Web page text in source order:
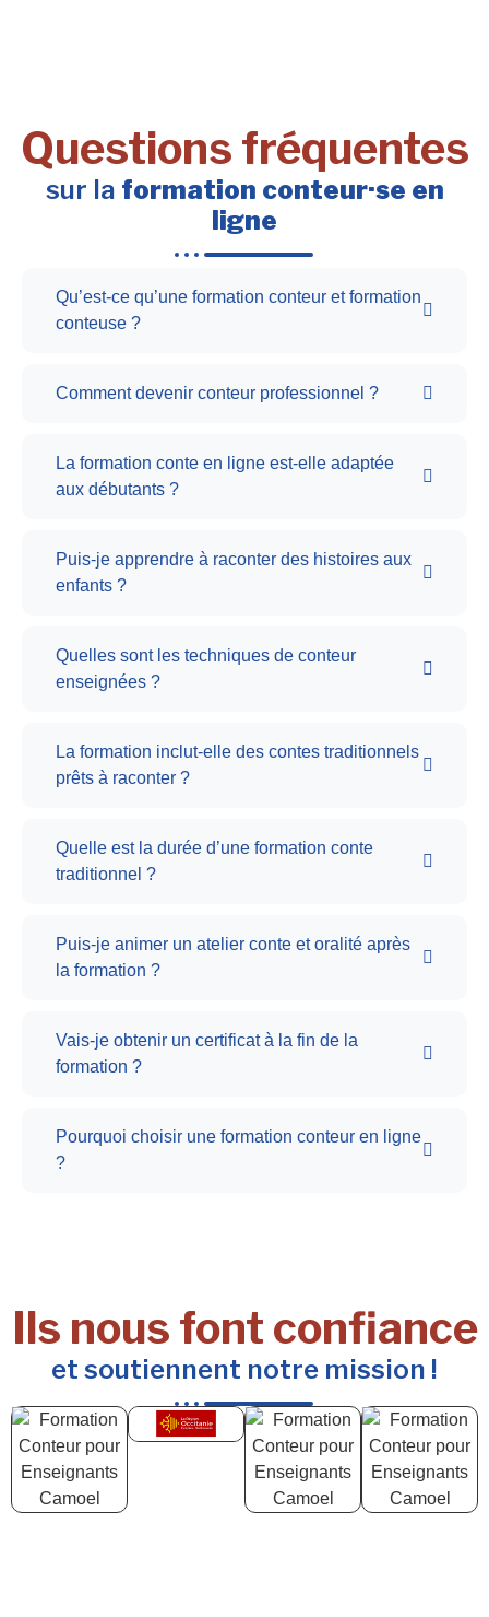
Questions fréquentes
sur la formation conteur·se en
ligne
Qu’est-ce qu’une formation conteur et formation
conteuse ?
Comment devenir conteur professionnel ?
La formation conte en ligne est-elle adaptée
aux débutants ?
Puis-je apprendre à raconter des histoires aux
enfants ?
Quelles sont les techniques de conteur
enseignées ?
La formation inclut-elle des contes traditionnels
prêts à raconter ?
Quelle est la durée d’une formation conte
traditionnel ?
Puis-je animer un atelier conte et oralité après
la formation ?
Vais-je obtenir un certificat à la fin de la
formation ?
Pourquoi choisir une formation conteur en ligne
?
Ils nous font confiance
et soutiennent notre mission !